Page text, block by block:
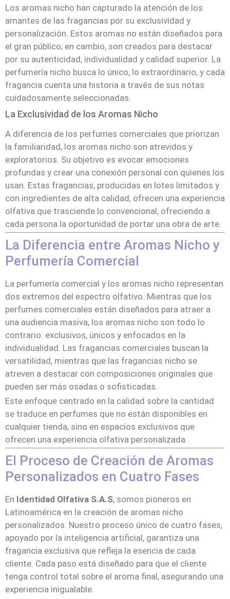
Los aromas nicho han capturado la atención de los
amantes de las fragancias por su exclusividad y
personalización. Estos aromas no están diseñados para
el gran público; en cambio, son creados para destacar
por su autenticidad, individualidad y calidad superior. La
perfumería nicho busca lo único, lo extraordinario, y cada
fragancia cuenta una historia a través de sus notas
cuidadosamente seleccionadas.
La Exclusividad de los Aromas Nicho
A diferencia de los perfumes comerciales que priorizan
la familiaridad, los aromas nicho son atrevidos y
exploratorios. Su objetivo es evocar emociones
profundas y crear una conexión personal con quienes los
usan. Estas fragancias, producidas en lotes limitados y
con ingredientes de alta calidad, ofrecen una experiencia
olfativa que trasciende lo convencional, ofreciendo a
cada persona la oportunidad de portar una obra de arte.
La Diferencia entre Aromas Nicho y
Perfumería Comercial
La perfumería comercial y los aromas nicho representan
dos extremos del espectro olfativo. Mientras que los
perfumes comerciales están diseñados para atraer a
una audiencia masiva, los aromas nicho son todo lo
contrario: exclusivos, únicos y enfocados en la
individualidad. Las fragancias comerciales buscan la
versatilidad, mientras que las fragancias nicho se
atreven a destacar con composiciones originales que
pueden ser más osadas o sofisticadas.
Este enfoque centrado en la calidad sobre la cantidad
se traduce en perfumes que no están disponibles en
cualquier tienda, sino en espacios exclusivos que
ofrecen una experiencia olfativa personalizada.
El Proceso de Creación de Aromas
Personalizados en Cuatro Fases
En Identidad Olfativa S.A.S, somos pioneros en
Latinoamérica en la creación de aromas nicho
personalizados. Nuestro proceso único de cuatro fases,
apoyado por la inteligencia artificial, garantiza una
fragancia exclusiva que refleja la esencia de cada
cliente. Cada paso está diseñado para que el cliente
tenga control total sobre el aroma final, asegurando una
experiencia inigualable.